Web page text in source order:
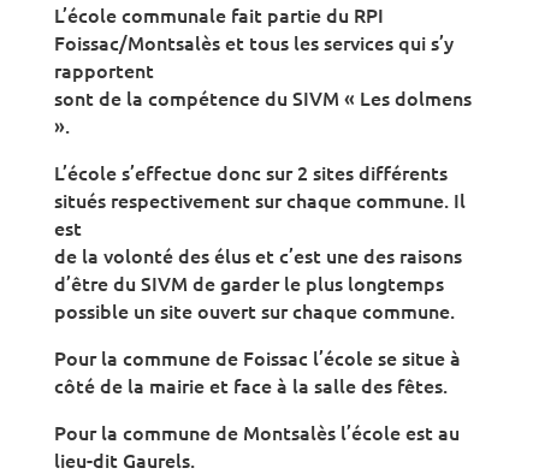
L’école communale fait partie du RPI
Foissac/Montsalès et tous les services qui s’y
rapportent
sont de la compétence du SIVM « Les dolmens
».
L’école s’effectue donc sur 2 sites différents
situés respectivement sur chaque commune. Il
est
de la volonté des élus et c’est une des raisons
d’être du SIVM de garder le plus longtemps
possible un site ouvert sur chaque commune.
Pour la commune de Foissac l’école se situe à
côté de la mairie et face à la salle des fêtes.
Pour la commune de Montsalès l’école est au
lieu-dit Gaurels.